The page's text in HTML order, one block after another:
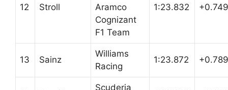
12 Stroll
Aramco
Cognizant
F1 Team
1:23.832 +0.749
13 Sainz
Williams
Racing
1:23.872 +0.789
Scuderia